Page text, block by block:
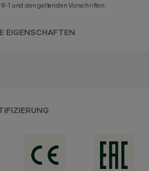
1 und den geltenden Vorschriften.
EIGENSCHAFTEN